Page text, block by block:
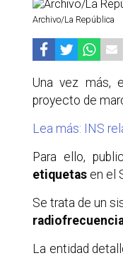
Archivo/La República
Una vez más,
proyecto de
Lea más: INS
Para ello,
etiquetas en el
Se trata de un
La entidad